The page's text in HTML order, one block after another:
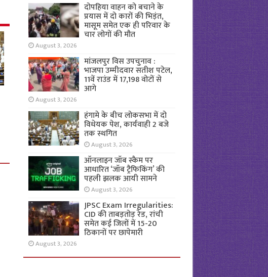
दोपहिया वाहन को बचाने के
प्रयास में दो कारों की भिड़ंत,
मासूम समेत एक ही परिवार के
चार लोगों की मौत
August 3, 2026
मांजलपुर विस उपचुनाव :
भाजपा उम्मीदवार सतीश पटेल,
11वें राउंड में 17,198 वोटों से
आगे
August 3, 2026
हंगामे के बीच लोकसभा में दो
विधेयक पेश, कार्यवाही 2 बजे
तक स्थगित
August 3, 2026
ऑनलाइन जॉब स्कैम पर
आधारित ‘जॉब ट्रैफिकिंग’ की
पहली झलक आयी सामने
August 3, 2026
JPSC Exam Irregularities:
CID की ताबड़तोड़ रेड, रांची
समेत कई जिलों में 15-20
ठिकानों पर छापेमारी
August 3, 2026